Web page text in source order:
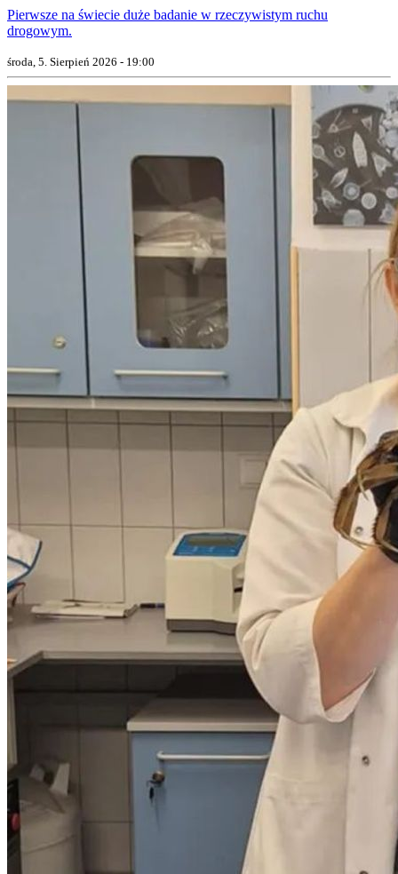
Pierwsze na świecie duże badanie w rzeczywistym ruchu
drogowym.
środa, 5. Sierpień 2026 - 19:00